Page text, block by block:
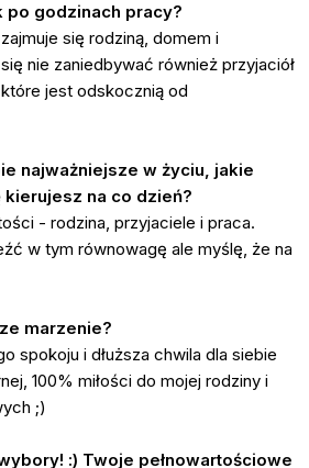
po godzinach pracy?
się rodziną, domem i
nie zaniedbywać również przyjaciół
jest odskocznią od
najważniejsze w życiu, jakie
na co dzień?
- rodzina, przyjaciele i praca.
w tym równowagę ale myślę, że na
marzenie?
spokoju i dłuższa chwila dla siebie
100% miłości do mojej rodziny i
;)
:) Twoje pełnowartościowe